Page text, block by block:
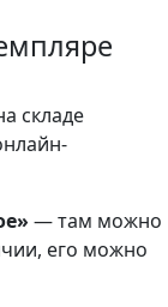
складе
— там можно
его можно